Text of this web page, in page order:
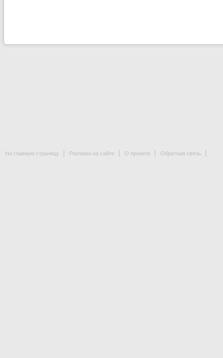
На главную страницу Реклама на сайте О проекте Обратная связь